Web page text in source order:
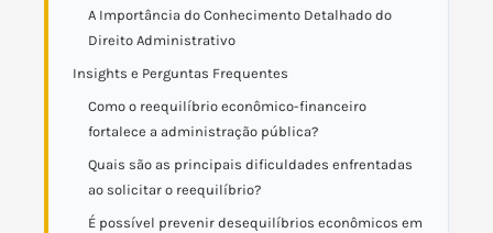
A Importância do Conhecimento Detalhado do
Direito Administrativo
Insights e Perguntas Frequentes
Como o reequilíbrio econômico-financeiro
fortalece a administração pública?
Quais são as principais dificuldades enfrentadas
ao solicitar o reequilíbrio?
É possível prevenir desequilíbrios econômicos em